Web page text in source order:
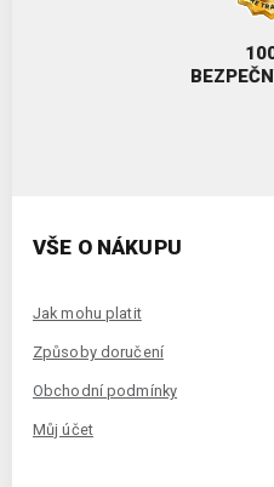
VŠE O NÁKUPU
Jak mohu platit
Způsoby doručení
Obchodní podmínky
Můj účet